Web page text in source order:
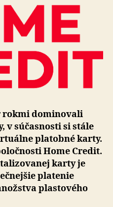
rokmi dominovali
v sú­čas­nosti si stále
platobné karty.
Home Credit.
karty je
platenie
plastového